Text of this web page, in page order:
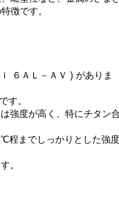
徴です。
６ＡＬ－ＡＶ ) がありま
す。
強度が高く、特にチタン
程までしっかりとした強
。